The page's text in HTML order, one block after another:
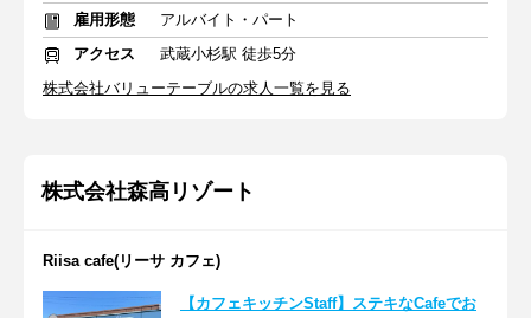
雇用形態
アルバイト・パート
アクセス
武蔵小杉駅 徒歩5分
株式会社バリューテーブルの求人一覧を見る
株式会社森高リゾート
Riisa cafe(リーサ カフェ)
【カフェキッチンStaff】ステキなCafeでお